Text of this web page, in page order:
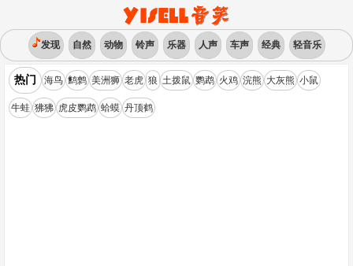
发现 自然 动物 铃声 乐器 人声 车声 经典 轻音乐
热门 海鸟 鹪鹩 美洲狮 老虎 狼 土拨鼠 鹦鹉 火鸡 浣熊 大灰熊 小鼠
牛蛙 狒狒 虎皮鹦鹉 蛤蟆 丹顶鹤